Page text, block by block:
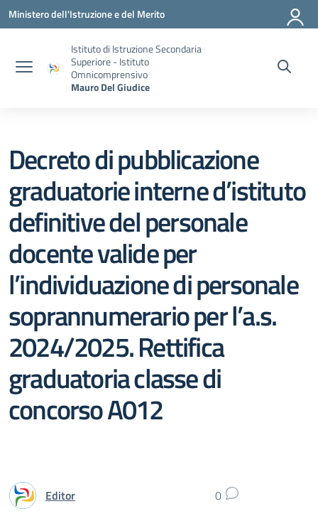
Vai ai contenuti
Vai al menu di navigazione
Vai al footer
Ministero dell'Istruzione e del Merito
Istituto di Istruzione Secondaria
Superiore - Istituto
Omnicomprensivo
Mauro Del Giudice
Decreto di pubblicazione
graduatorie interne d’istituto
definitive del personale
docente valide per
l’individuazione di personale
soprannumerario per l’a.s.
2024/2025. Rettifica
graduatoria classe di
concorso A012
Editor 0